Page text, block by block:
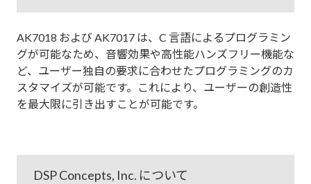
AK7018 および AK7017 は、C 言語によるプログラミン
グが可能なため、音響効果や高性能ハンズフリー機能な
ど、ユーザー独自の要求に合わせたプログラミングのカ
スタマイズが可能です。これにより、ユーザーの創造性
を最大限に引き出すことが可能です。
DSP Concepts, Inc. について